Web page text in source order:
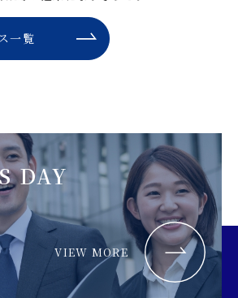
一覧
DAY
VIEW MORE